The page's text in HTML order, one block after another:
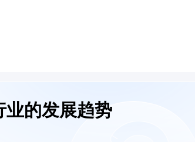
业的发展趋势